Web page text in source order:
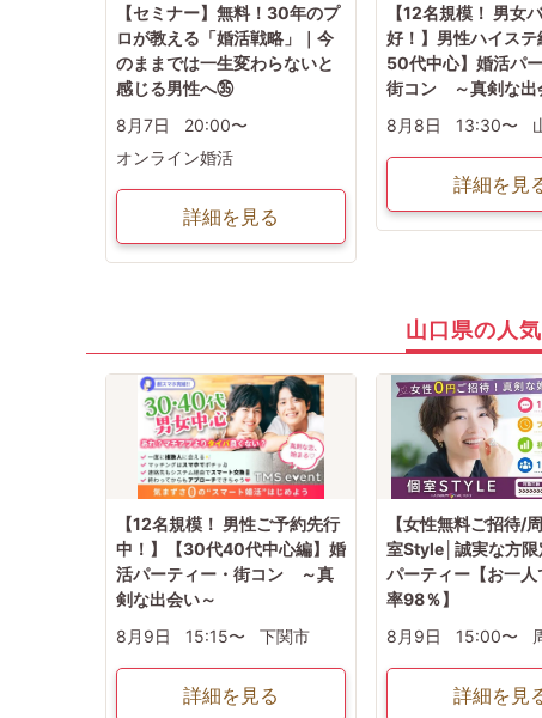
【セミナー】無料！30年のプ
ロが教える「婚活戦略」｜今
のままでは一生変わらないと
感じる男性へ㉟
8月7日
20:00〜
オンライン婚活
詳細を見る
【12名規模！ 男女
好！】男性ハイス
50代中心】婚活パ
街コン ～真剣な出
8月8日
13:30〜
詳細を見
山口県の人
【12名規模！ 男性ご予約先行
中！】【30代40代中心編】婚
活パーティー・街コン ～真
剣な出会い～
8月9日
15:15〜 下関市
詳細を見る
【女性無料ご招待/
室Style│誠実な方限
パーティー【お一人
率98％】
8月9日
15:00〜
詳細を見